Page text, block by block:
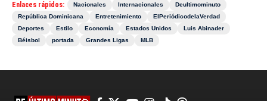
Enlaces rápidos: Nacionales Internacionales
Deultimominuto
República Dominicana
Entretenimiento
ElPeriódicodelaVerdad
Deportes
Estilo Economía Estados Unidos
Luis Abinader
Béisbol
portada Grandes Ligas MLB